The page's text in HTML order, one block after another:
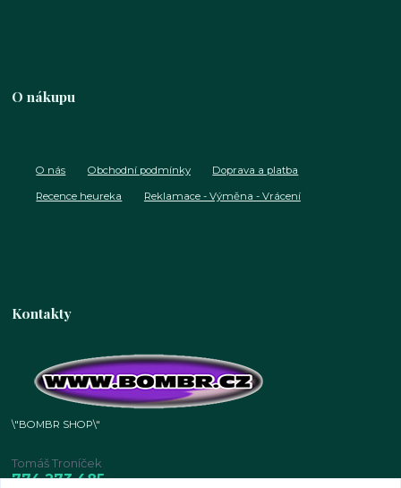
O nákupu
O nás Obchodní podmínky Doprava a platba
Recence heureka Reklamace - Výměna - Vrácení
Kontakty
\"BOMBR SHOP\"
Tomáš Troníček
774 273 485